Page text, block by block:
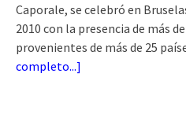
Caporale, se celebró en
2010 con la presencia de más
provenientes de más de 25
completo...]